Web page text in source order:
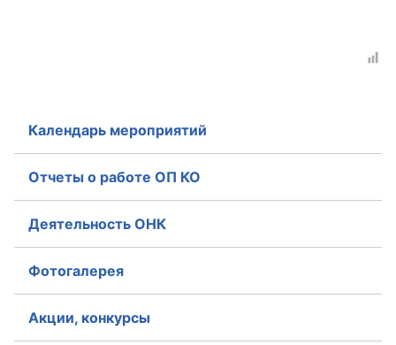
Календарь мероприятий
Отчеты о работе ОП КО
Деятельность ОНК
Фотогалерея
Акции, конкурсы